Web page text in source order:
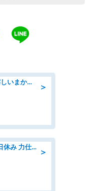
＞
ホールスタッフ/週2日～OK!嬉しいまかない付き/岡山県/浅口郡里庄町
＞
検査/検品/ライン作業 日勤 土日休み 力仕事ほぼなし 座り作業メイン 検品·検査